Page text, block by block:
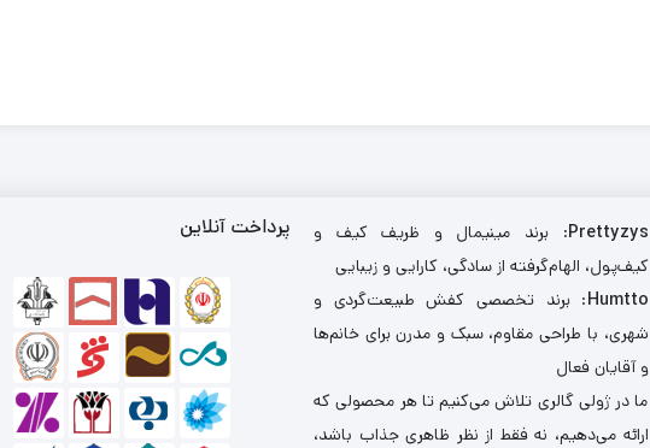
Prettyzys: برند مینیمال و ظریف کیف و
کیف‌پول، الهام‌گرفته از سادگی، کارایی و زیبایی
Humtto: برند تخصصی کفش طبیعت‌گردی و
شهری، با طراحی مقاوم، سبک و مدرن برای خانم‌ها
و آقایان فعال
ما در ژولی گالری تلاش می‌کنیم تا هر محصولی که
ارائه می‌دهیم، نه فقط از نظر ظاهری جذاب باشد،
پرداخت آنلاین